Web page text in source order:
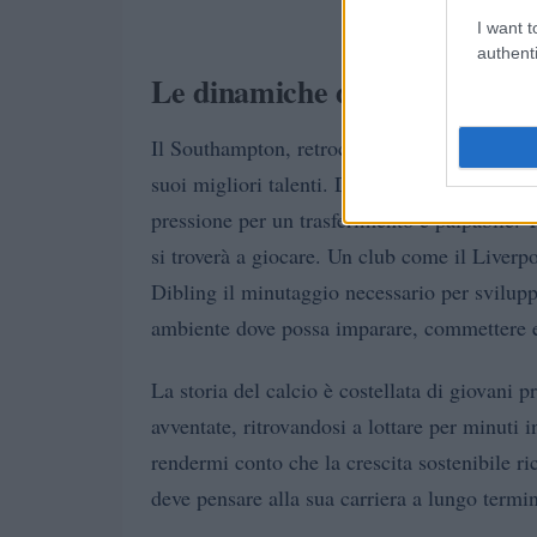
I want
Le dinamiche di un
Il Southampton, retrocesso in
suoi migliori talenti. Dibling è chiaramente
pressione per un trasferimento è palpabile.
si troverà a giocare. Un club come il
Dibling il minutaggio necessario per
ambiente dove possa imparare,
La storia del calcio è costellata di giovani
avventate, ritrovandosi a lottare per minuti
rendermi conto che la crescita sostenibile
deve pensare alla sua carriera a lungo